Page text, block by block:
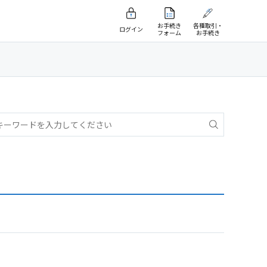
ログイン
お手続き
フォーム
各種取引・
お手続き